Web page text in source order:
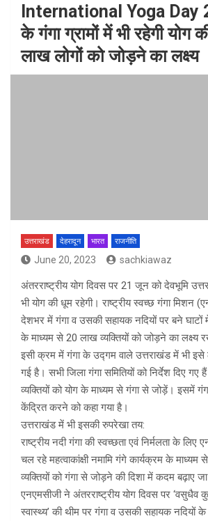
International Yoga Day
के गंगा ग्रामों में भी रहेगी योग
लाख लोगों को जोड़ने का लक्ष्य
उत्तराखंड देहरादून भारत राजनीति
June 20, 2023 sachkiawaz
अंतरराष्ट्रीय योग दिवस पर 21 जून को देवभूमि
भी योग की धूम रहेगी। राष्ट्रीय स्वच्छ गंगा मिशन
देशभर में गंगा व उसकी सहायक नदियों पर बने घाटों मे
के माध्यम से 20 लाख व्यक्तियों को जोड़ने का लक्ष्य
इसी क्रम में गंगा के उद्गम वाले उत्तराखंड में भी
गई है। सभी जिला गंगा समितियों को निर्देश दिए
व्यक्तियों को योग के माध्यम से गंगा से जोड़ें। इसमें
केंद्रित करने को कहा गया है।
उत्तराखंड में भी इसकी रुपरेखा तय:
राष्ट्रीय नदी गंगा की स्वच्छता एवं निर्मलता के लिए
चल रहे महत्वाकांक्षी नमामि गंगे कार्यक्रम के माध्यम
व्यक्तियों को गंगा से जोड़ने की दिशा में कदम बढ़ाए
एनएमसीजी ने अंतरराष्ट्रीय योग दिवस पर
स्वास्थ्य’ की थीम पर गंगा व उसकी सहायक नदियों के